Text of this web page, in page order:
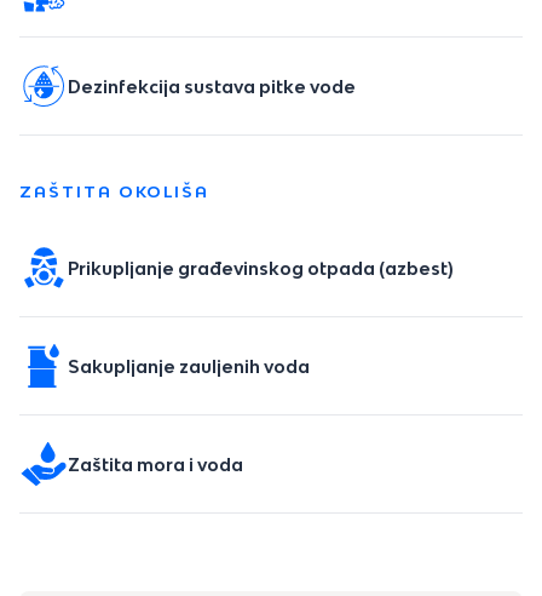
Dezinfekcija sustava pitke vode
ZAŠTITA OKOLIŠA
Prikupljanje građevinskog otpada (azbest)
Sakupljanje zauljenih voda
Zaštita mora i voda